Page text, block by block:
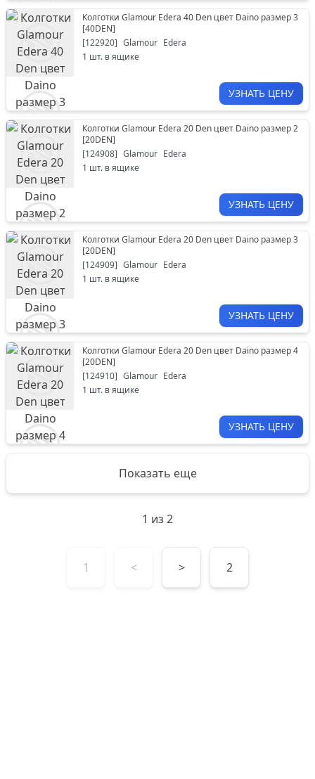
Колготки Glamour Edera 40 Den цвет Daino размер 3
[40DEN]
[122920] Glamour Edera
1 шт. в ящике
УЗНАТЬ ЦЕНУ
Колготки Glamour Edera 20 Den цвет Daino размер 2
[20DEN]
[124908] Glamour Edera
1 шт. в ящике
УЗНАТЬ ЦЕНУ
Колготки Glamour Edera 20 Den цвет Daino размер 3
[20DEN]
[124909] Glamour Edera
1 шт. в ящике
УЗНАТЬ ЦЕНУ
Колготки Glamour Edera 20 Den цвет Daino размер 4
[20DEN]
[124910] Glamour Edera
1 шт. в ящике
УЗНАТЬ ЦЕНУ
Показать еще
1 из 2
1 < > 2